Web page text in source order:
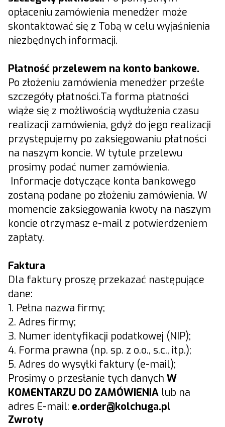
opłaceniu zamówienia menedżer może
skontaktować się z Tobą w celu wyjaśnienia
niezbędnych informacji.
Płatność przelewem na konto bankowe.
Po złożeniu zamówienia menedżer prześle
szczegóły płatności.Ta forma płatności
wiąże się z możliwością wydłużenia czasu
realizacji zamówienia, gdyż do jego realizacji
przystępujemy po zaksięgowaniu płatności
na naszym koncie. W tytule przelewu
prosimy podać numer zamówienia.
Informacje dotyczące konta bankowego
zostaną podane po złożeniu zamówienia. W
momencie zaksięgowania kwoty na naszym
koncie otrzymasz e-mail z potwierdzeniem
zapłaty.
Faktura
Dla faktury proszę przekazać następujące
dane:
1. Pełna nazwa firmy;
2. Adres firmy;
3. Numer identyfikacji podatkowej (NIP);
4. Forma prawna (np. sp. z o.o., s.c., itp.);
5. Adres do wysyłki faktury (e-mail);
Prosimy o przesłanie tych danych W
KOMENTARZU DO ZAMÓWIENIA lub na
adres E-mail: e.order@kolchuga.pl
Zwroty